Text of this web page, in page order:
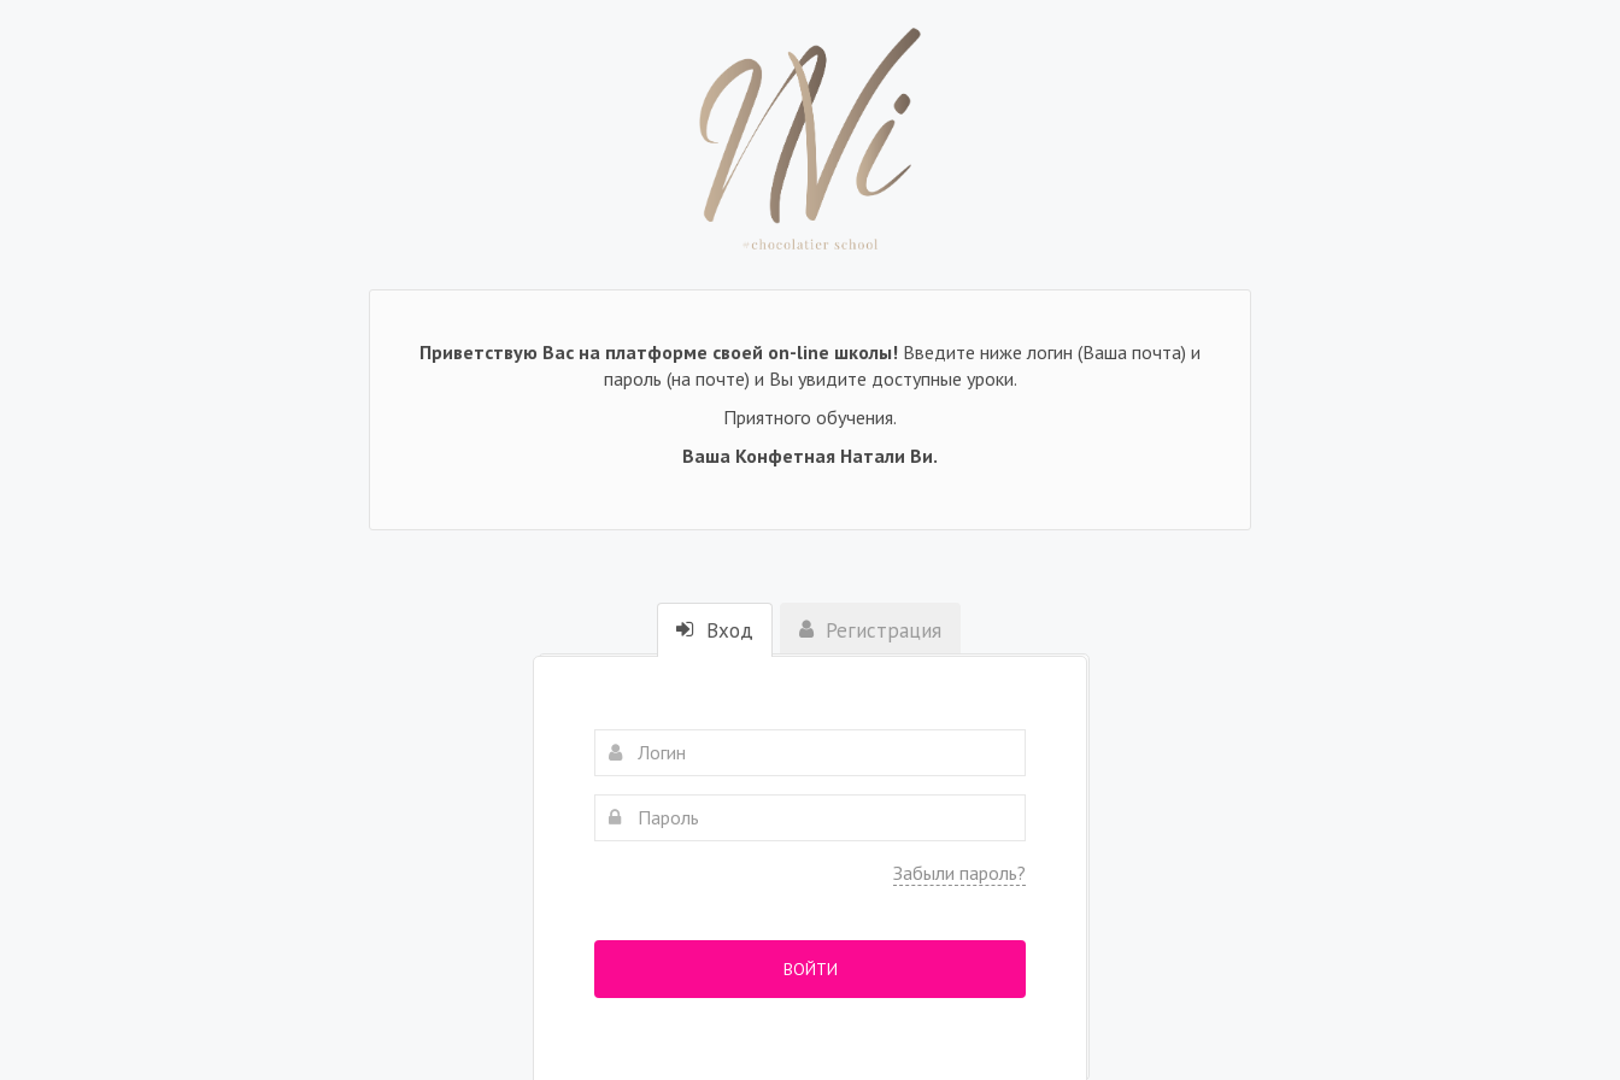
Приветствую Вас на платформе своей on-line школы! Введите ниже логин (Ваша почта) и
пароль (на почте) и Вы увидите доступные уроки.
Приятного обучения.
Ваша Конфетная Натали Ви.
Вход Регистрация
Забыли пароль?
ВОЙТИ